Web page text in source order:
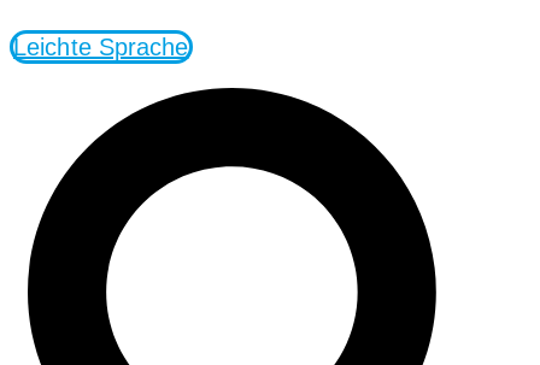
Leichte Sprache